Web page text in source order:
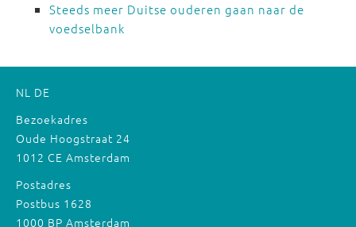
Steeds meer Duitse ouderen gaan naar de
voedselbank
NL DE
Bezoekadres
Oude Hoogstraat 24
1012 CE Amsterdam
Postadres
Postbus 1628
1000 BP Amsterdam